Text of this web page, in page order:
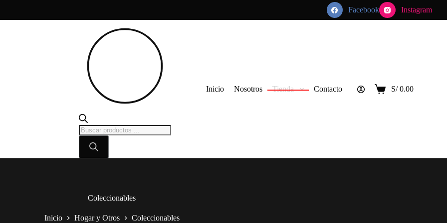
Facebook Instagram
Búsqueda
de
productos
Inicio Nosotros Tienda Contacto
CarroS/0.00
Coleccionables
Inicio Hogar y Otros Coleccionables